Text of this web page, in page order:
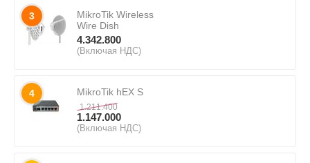
3
MikroTik Wireless
Wire Dish
4.342.800
(Включая НДС)
4 MikroTik hEX S
1.211.400
1.147.000
(Включая НДС)